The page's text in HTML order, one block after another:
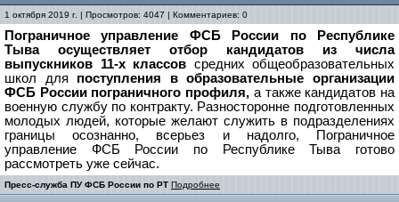
1 октября 2019 г. | Просмотров: 4047 | Комментариев: 0
Пограничное управление ФСБ России по Республике
Тыва осуществляет отбор кандидатов из числа
выпускников 11-х классов средних общеобразовательных
школ для поступления в образовательные организации
ФСБ России пограничного профиля, а также кандидатов на
военную службу по контракту. Разносторонне подготовленных
молодых людей, которые желают служить в подразделениях
границы осознанно, всерьез и надолго, Пограничное
управление ФСБ России по Республике Тыва готово
рассмотреть уже сейчас.
Пресс-служба ПУ ФСБ России по РТ Подробнее